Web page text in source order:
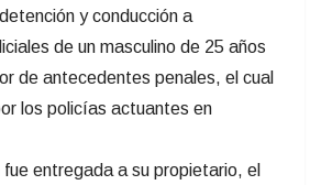
y conducción a
de un masculino de 25 años
de antecedentes penales, el cual
los policías actuantes en
fue entregada a su propietario, el